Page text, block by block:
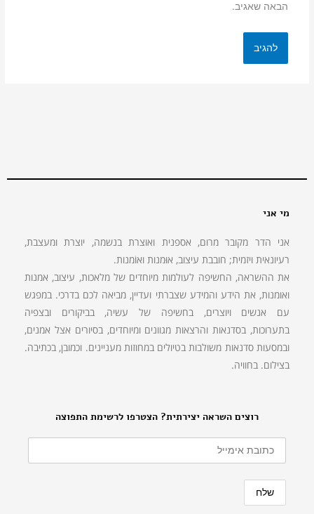
הבאה שאגיב.
רוצים השראה יצירתית? הצטרפו לרשימת התפוצה
מי אני
אני הדר מקובר מרום, אספנית ואוצרת בנשמה, יוצרת ומעצבת,
רעיונאית ויזמית; חובבת עיצוב, אוּמנות ואוֹמנות.
את ההשראה, החשיפה לעולמות מיוחדים של מלאכות, עיצוב, אמנות
ואומנות, את הידע והמידע שצברתי ועדיין, מביאה לכם בדרכי. במפגש
עם אנשים ויוצרים, בחשיפה של עשיה, בביקורים ובצפיה
בתערוכות, בסדנאות והרצאות מגוונים ומיוחדים, בסיורים אצל אמנים,
ובמסעות סדנאות משולבות בטיולים במחוזות מעניינים. וכמובן, בכתיבה.
בצילום. בחוויה.